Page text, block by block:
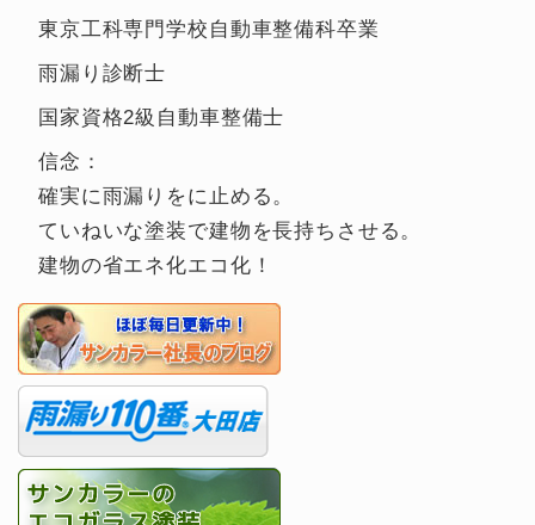
東京工科専門学校自動車整備科卒業
雨漏り診断士
国家資格2級自動車整備士
信念：
確実に雨漏りをに止める。
ていねいな塗装で建物を長持ちさせる。
建物の省エネ化エコ化！